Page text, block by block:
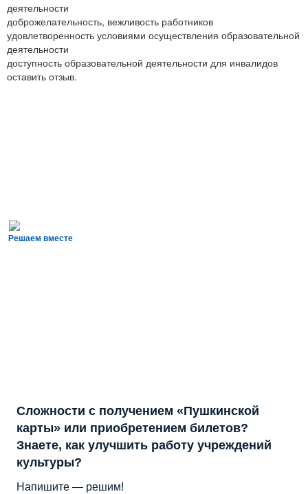
деятельности
доброжелательность, вежливость работников
удовлетворенность условиями осуществления образовательной
деятельности
доступность образовательной деятельности для инвалидов
оставить отзыв.
Решаем вместе
Сложности с получением «Пушкинской
карты» или приобретением билетов?
Знаете, как улучшить работу учреждений
культуры?
Напишите — решим!